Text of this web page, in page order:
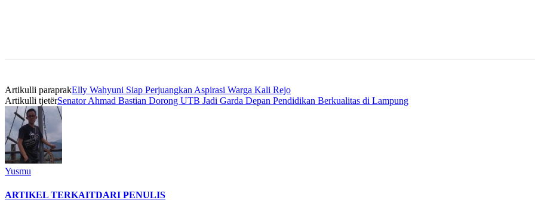
Artikulli paraprakElly Wahyuni Siap Perjuangkan Aspirasi Warga Kali Rejo
Artikulli tjetërSenator Ahmad Bastian Dorong UTB Jadi Garda Depan Pendidikan Berkualitas di Lampung
Yusmu
ARTIKEL TERKAITDARI PENULIS